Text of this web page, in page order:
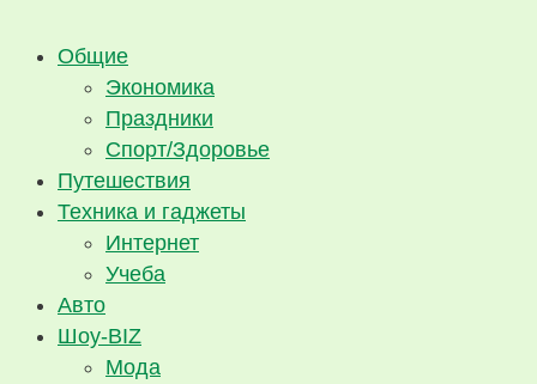
Общие
Экономика
Праздники
Спорт/Здоровье
Путешествия
Техника и гаджеты
Интернет
Учеба
Авто
Шоу-BIZ
Мода